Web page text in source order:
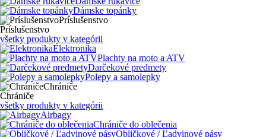
Dámske topánky
Príslušenstvo
Príslušenstvo
všetky produkty v kategórii
Elektronika
Plachty na moto a ATV
Darčekové predmety
Polepy a samolepky
Chrániče
Chrániče
všetky produkty v kategórii
Airbagy
Chrániče do oblečenia
Obličkové / Ľadvinové pásy